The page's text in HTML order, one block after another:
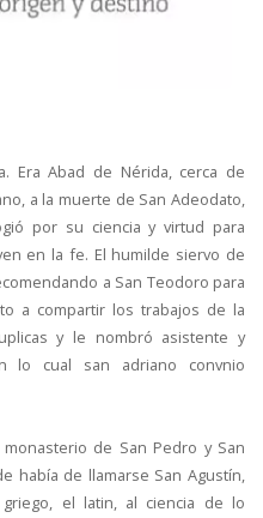
Era Abad de Nérida, cerca de
a la muerte de San Adeodato,
por su ciencia y virtud para
en la fe. El humilde siervo de
a San Teodoro para
a compartir los trabajos de la
y le nombró asistente y
lo cual san adriano convnio
de San Pedro y San
había de llamarse San Agustín,
el latin, al ciencia de lo